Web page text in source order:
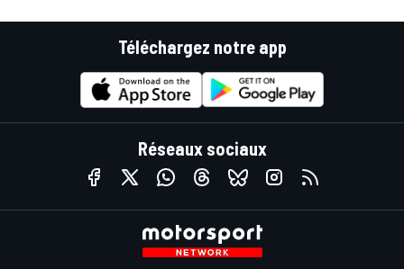
Téléchargez notre app
Réseaux sociaux